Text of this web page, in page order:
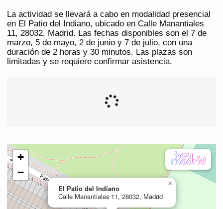
La actividad se llevará a cabo en modalidad presencial
en El Patio del Indiano, ubicado en Calle Manantiales
11, 28032, Madrid. Las fechas disponibles son el 7 de
marzo, 5 de mayo, 2 de junio y 7 de julio, con una
duración de 2 horas y 30 minutos. Las plazas son
limitadas y se requiere confirmar asistencia.